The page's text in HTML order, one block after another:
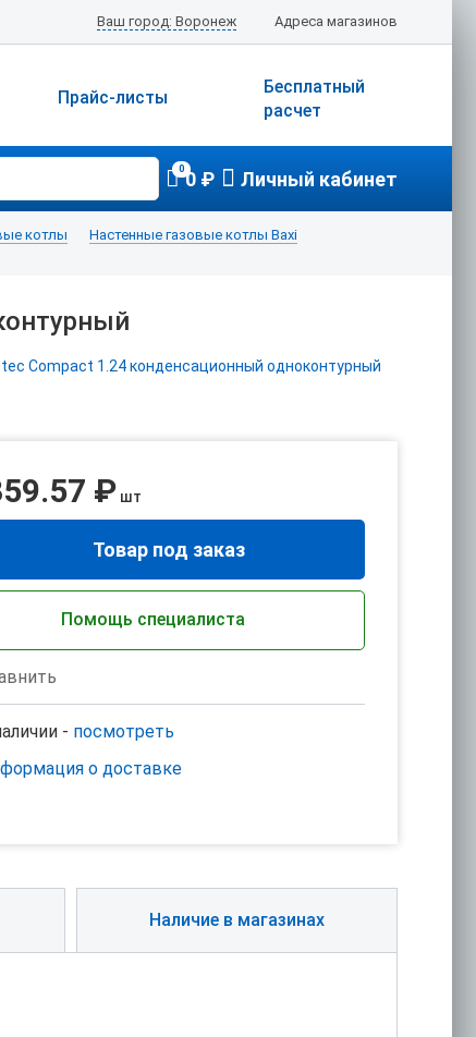
Адреса магазинов
Ваш город: Воронеж
Бесплатный
расчет
Прайс-листы
00 ₽ Личный кабинет
котлы
Настенные газовые котлы Baxi
₽ шт
Товар под заказ
Помощь специалиста
- посмотреть
о доставке
Наличие в магазинах